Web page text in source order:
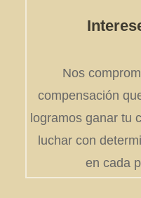
Nos
compensación
logramos ganar tu
luchar con
en cada